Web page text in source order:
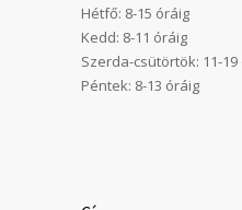
Hétfő: 8-15 óráig
Kedd: 8-11 óráig
Szerda-csütörtök: 11-
Péntek: 8-13 óráig